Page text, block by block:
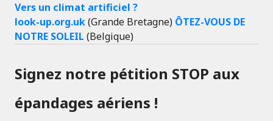
Vers un climat artificiel ?
look-up.org.uk(Grande Bretagne) ÔTEZ-VOUS DE
NOTRE SOLEIL (Belgique)
Signez notre pétition STOP aux
épandages aériens !